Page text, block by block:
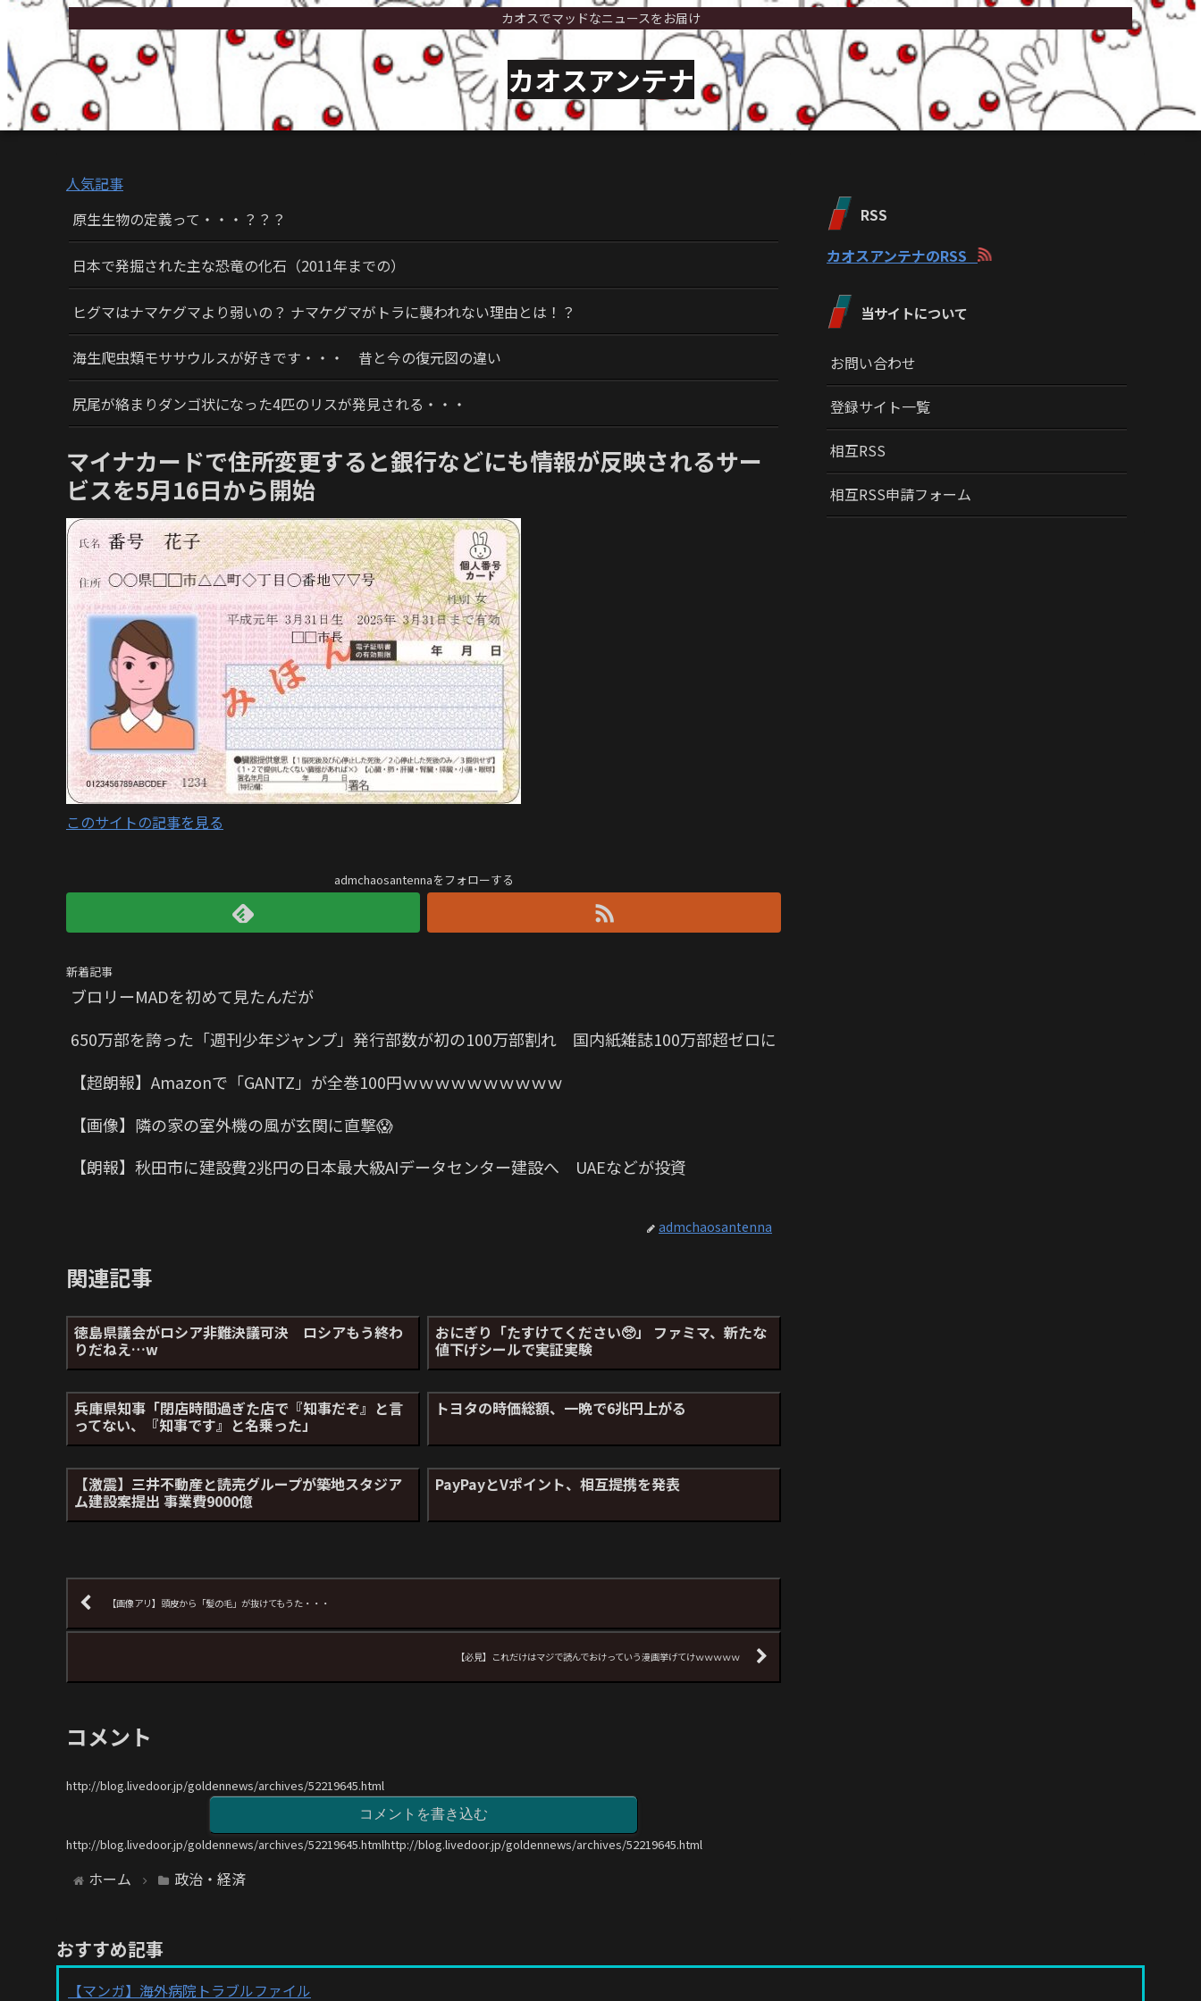
カオスでマッドなニュースをお届け
カオスアンテナ
人気記事
原生生物の定義って・・・？？？
日本で発掘された主な恐竜の化石（2011年までの）
ヒグマはナマケグマより弱いの？ ナマケグマがトラに襲われない理由とは！？
海生爬虫類モササウルスが好きです・・・ 昔と今の復元図の違い
尻尾が絡まりダンゴ状になった4匹のリスが発見される・・・
マイナカードで住所変更すると銀行などにも情報が反映されるサー
ビスを5月16日から開始
このサイトの記事を見る
admchaosantennaをフォローする
新着記事
ブロリーMADを初めて見たんだが
650万部を誇った「週刊少年ジャンプ」発行部数が初の100万部割れ 国内紙雑誌100万部超ゼロに
【超朗報】Amazonで「GANTZ」が全巻100円ｗｗｗｗｗｗｗｗｗｗ
【画像】隣の家の室外機の風が玄関に直撃😱
【朗報】秋田市に建設費2兆円の日本最大級AIデータセンター建設へ UAEなどが投資
admchaosantenna
関連記事
徳島県議会がロシア非難決議可決 ロシアもう終わ
りだねえ…w
おにぎり「たすけてください🥺」 ファミマ、新たな
値下げシールで実証実験
兵庫県知事「閉店時間過ぎた店で『知事だぞ』と言
ってない、『知事です』と名乗った」
トヨタの時価総額、一晩で6兆円上がる
【激震】三井不動産と読売グループが築地スタジア
ム建設案提出 事業費9000億
PayPayとVポイント、相互提携を発表
【画像アリ】頭皮から「髪の毛」が抜けてもうた・・・
【必見】これだけはマジで読んでおけっていう漫画挙げてけｗｗｗｗｗ
コメント
http://blog.livedoor.jp/goldennews/archives/52219645.html
コメントを書き込む
http://blog.livedoor.jp/goldennews/archives/52219645.htmlhttp://blog.livedoor.jp/goldennews/archives/52219645.html
ホーム 政治・経済
RSS
カオスアンテナのRSS
当サイトについて
お問い合わせ
登録サイト一覧
相互RSS
相互RSS申請フォーム
おすすめ記事
【マンガ】海外病院トラブルファイル